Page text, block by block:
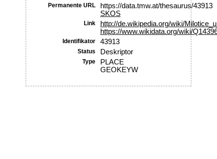
Permanente URL
https://data.tmw.at/thesaurus/43913
SKOS
Link
http://de.wikipedia.org/wiki/
https://www.wikidata.org/wiki/
Identifikator 43913
Status Deskriptor
Type
PLACE
GEOKEYW